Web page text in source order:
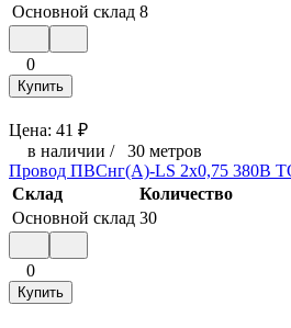
Основной склад 8
0
Купить
Цена: 41 ₽
в наличии / 30 метров
Провод ПВСнг(А)-LS 2х0,75 380В
Склад
Количество
Основной склад 30
0
Купить